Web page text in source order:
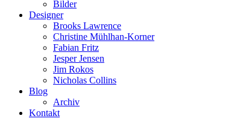
Bilder
Designer
Brooks Lawrence
Christine Mühlhan-Korner
Fabian Fritz
Jesper Jensen
Jim Rokos
Nicholas Collins
Blog
Archiv
Kontakt